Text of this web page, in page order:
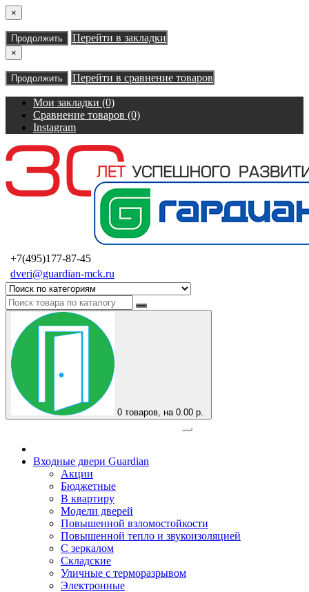
×
Продолжить Перейти в закладки
×
Продолжить Перейти в сравнение товаров
Мои закладки (0)
Сравнение товаров (0)
Instagram
+7(495)177-87-45
dveri@guardian-mck.ru
0 товаров, на 0.00 р.
Входные двери Guardian
Акции
Бюджетные
В квартиру
Модели дверей
Повышенной взломостойкости
Повышенной тепло и звукоизоляцией
С зеркалом
Складские
Уличные с терморазрывом
Электронные